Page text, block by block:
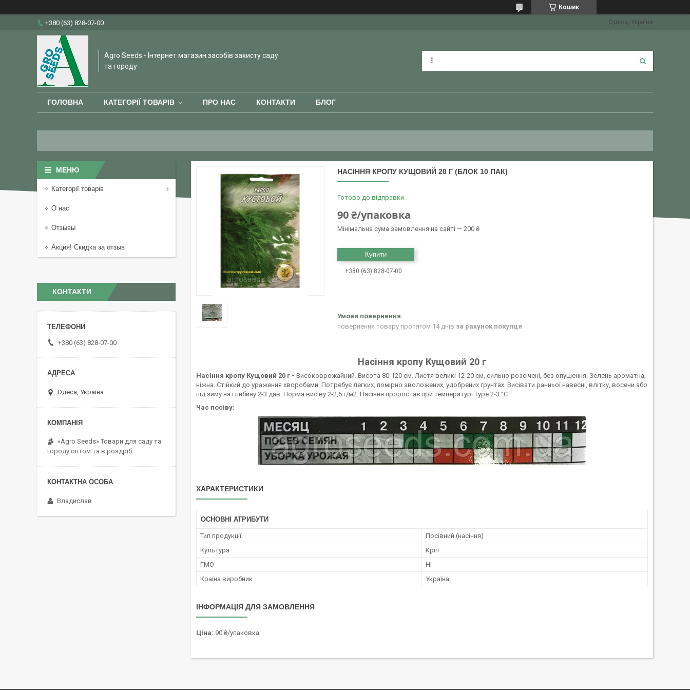
Кошик
+380 (63) 828-07-00 Одеса, Україна
Agro Seeds - Інтернет магазин засобів захисту саду
та городу
ГОЛОВНА КАТЕГОРІЇ ТОВАРІВ ПРО НАС КОНТАКТИ БЛОГ
НАСІННЯ КРОПУ КУЩОВИЙ 20 Г (БЛОК 10 ПАК)
Готово до відправки
90 ₴/упаковка
Мінімальна сума замовлення на сайті — 200 ₴
Купити
+380 (63) 828-07-00
повернення товару протягом 14 днів за рахунок покупця
Насіння кропу Кущовий 20 г
Насіння кропу Кущовий 20 г - Високоврожайний. Висота 80-120 см. Листя великі 12-20 см, сильно розсічені, без опушення. Зелень ароматна,
ніжна. Стійкий до ураження хворобами. Потребує легких, помірно зволожених, удобрених грунтах. Висівати ранньої навесні, влітку, восени або
під зиму на глибину 2-3 див. Норма висіву 2-2,5 г/м2. Насіння проростає при температурі Type 2-3 °C.
Час посіву:
ХАРАКТЕРИСТИКИ
ОСНОВНІ АТРИБУТИ
Тип продукції
Посівний (насіння)
Культура
Кріп
ГМО
Ні
Країна виробник
Україна
ІНФОРМАЦІЯ ДЛЯ ЗАМОВЛЕННЯ
Ціна: 90 ₴/упаковка
Категорії товарів
О нас
Отзывы
Акция! Скидка за отзыв
КОНТАКТИ
+380 (63) 828-07-00
Одеса, Україна
«Agro Seeds» Товари для саду та
городу оптом та в роздріб
Владислав